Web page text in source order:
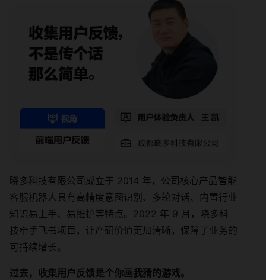
晓多科技有限公司成立于 2014 年，公司核心产品智能
客服机器人具有高精度意图识别、多轮对话、内置行业
知识易上手、易维护等特点。2022 年 9 月，晓多科
技牵手飞书项目，让产研价值更加清晰，保障了业务的
可持续增长。
过去，收集用户反馈是个你画我猜的游戏。